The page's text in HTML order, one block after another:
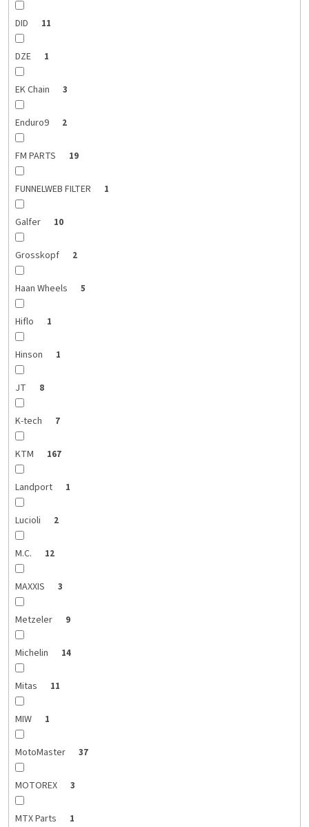
DID 11
DZE 1
EK Chain 3
Enduro9 2
FM PARTS 19
FUNNELWEB FILTER 1
Galfer 10
Grosskopf 2
Haan Wheels 5
Hiflo 1
Hinson 1
JT 8
K-tech 7
KTM 167
Landport 1
Lucioli 2
M.C. 12
MAXXIS 3
Metzeler 9
Michelin 14
Mitas 11
MIW 1
MotoMaster 37
MOTOREX 3
MTX Parts 1